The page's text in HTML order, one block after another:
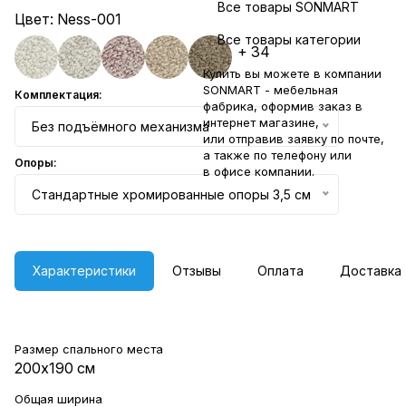
Цвет: Ness-001
+ 34
Комплектация:
Без подъёмного механизма
Опоры:
Стандартные хромированные опоры 3,5 см
Все товары SONMART
Все товары категории
Купить вы можете в компании
SONMART - мебельная
фабрика, оформив заказ в
интернет магазине,
или отправив заявку по почте,
а также по телефону или
в офисе компании.
Характеристики Отзывы Оплата Доставка
Размер спального места
200х190 см
Общая ширина